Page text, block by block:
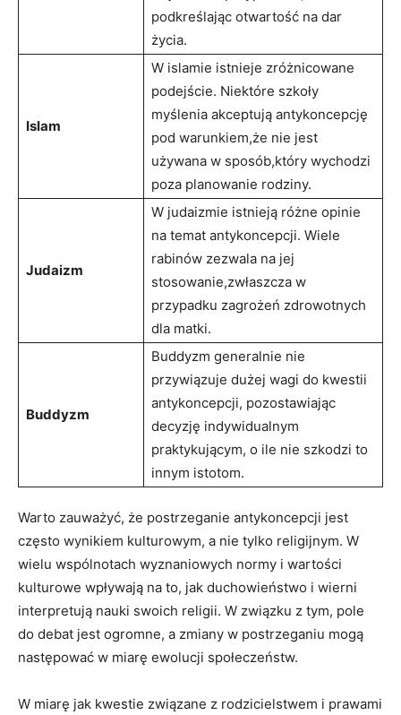
podkreślając otwartość ​na‌ dar
życia.
Islam
W islamie istnieje zróżnicowane⁢
podejście. Niektóre szkoły
myślenia akceptują antykoncepcję
pod warunkiem,że nie​ jest
⁢używana w sposób,który wychodzi‍
poza‌ planowanie rodziny.
Judaizm
W judaizmie istnieją różne opinie
na temat antykoncepcji. Wiele
rabinów ⁣zezwala na jej
stosowanie,zwłaszcza w
przypadku zagrożeń zdrowotnych
dla matki.
Buddyzm
Buddyzm generalnie⁤ nie
przywiązuje‍ dużej wagi do kwestii
antykoncepcji, pozostawiając
decyzję ‍indywidualnym
praktykującym, o ile nie szkodzi to⁢
innym istotom.
Warto zauważyć, że​ postrzeganie antykoncepcji jest
często wynikiem kulturowym, a nie tylko religijnym. W
wielu wspólnotach wyznaniowych‌ normy i wartości
‌kulturowe wpływają na to, jak duchowieństwo⁤ i wierni
interpretują‌ nauki swoich⁤ religii. W związku z tym, pole
do‌ debat jest ⁢ogromne, a zmiany w postrzeganiu mogą
następować w miarę ewolucji społeczeństw.
W ⁢miarę jak kwestie związane z rodzicielstwem ‌i prawami